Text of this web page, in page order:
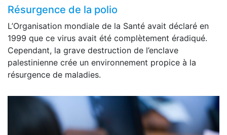
Résurgence de la polio
L’Organisation mondiale de la Santé avait déclaré en
1999 que ce virus avait été complètement éradiqué.
Cependant, la grave destruction de l’enclave
palestinienne crée un environnement propice à la
résurgence de maladies.